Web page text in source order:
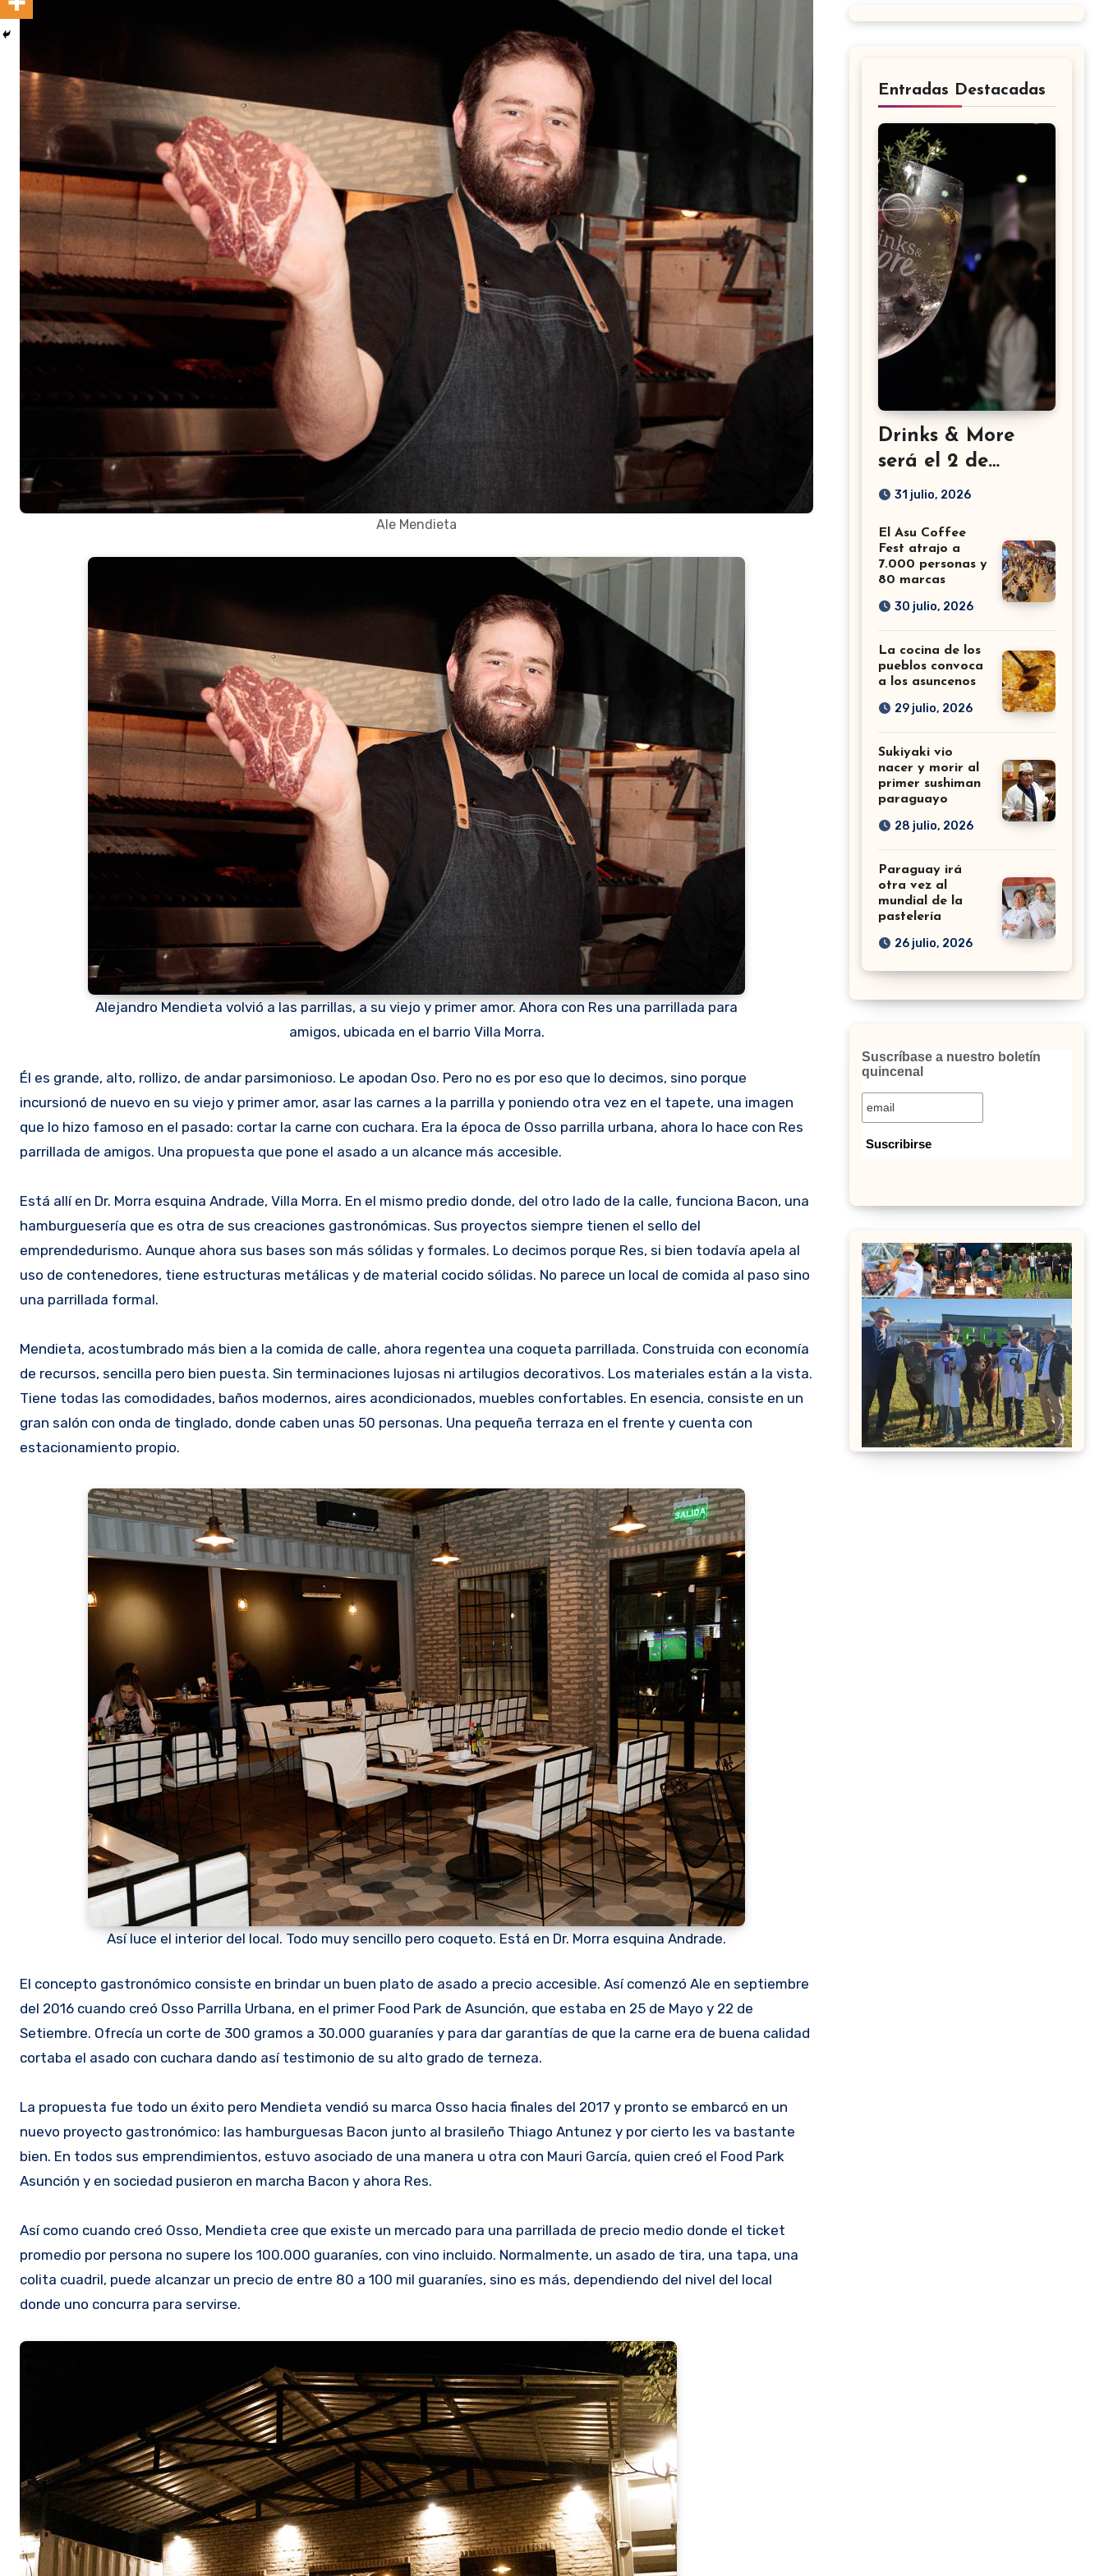
Ale Mendieta
Alejandro Mendieta volvió a las parrillas, a su viejo y primer amor. Ahora con Res una parrillada para
amigos, ubicada en el barrio Villa Morra.
Él es grande, alto, rollizo, de andar parsimonioso. Le apodan Oso. Pero no es por eso que lo decimos, sino porque
incursionó de nuevo en su viejo y primer amor, asar las carnes a la parrilla y poniendo otra vez en el tapete, una imagen
que lo hizo famoso en el pasado: cortar la carne con cuchara. Era la época de Osso parrilla urbana, ahora lo hace con Res
parrillada de amigos. Una propuesta que pone el asado a un alcance más accesible.
Está allí en Dr. Morra esquina Andrade, Villa Morra. En el mismo predio donde, del otro lado de la calle, funciona Bacon, una
hamburguesería que es otra de sus creaciones gastronómicas. Sus proyectos siempre tienen el sello del
emprendedurismo. Aunque ahora sus bases son más sólidas y formales. Lo decimos porque Res, si bien todavía apela al
uso de contenedores, tiene estructuras metálicas y de material cocido sólidas. No parece un local de comida al paso sino
una parrillada formal.
Mendieta, acostumbrado más bien a la comida de calle, ahora regentea una coqueta parrillada. Construida con economía
de recursos, sencilla pero bien puesta. Sin terminaciones lujosas ni artilugios decorativos. Los materiales están a la vista.
Tiene todas las comodidades, baños modernos, aires acondicionados, muebles confortables. En esencia, consiste en un
gran salón con onda de tinglado, donde caben unas 50 personas. Una pequeña terraza en el frente y cuenta con
estacionamiento propio.
Así luce el interior del local. Todo muy sencillo pero coqueto. Está en Dr. Morra esquina Andrade.
El concepto gastronómico consiste en brindar un buen plato de asado a precio accesible. Así comenzó Ale en septiembre
del 2016 cuando creó Osso Parrilla Urbana, en el primer Food Park de Asunción, que estaba en 25 de Mayo y 22 de
Setiembre. Ofrecía un corte de 300 gramos a 30.000 guaraníes y para dar garantías de que la carne era de buena calidad
cortaba el asado con cuchara dando así testimonio de su alto grado de terneza.
La propuesta fue todo un éxito pero Mendieta vendió su marca Osso hacia finales del 2017 y pronto se embarcó en un
nuevo proyecto gastronómico: las hamburguesas Bacon junto al brasileño Thiago Antunez y por cierto les va bastante
bien. En todos sus emprendimientos, estuvo asociado de una manera u otra con Mauri García, quien creó el Food Park
Asunción y en sociedad pusieron en marcha Bacon y ahora Res.
Así como cuando creó Osso, Mendieta cree que existe un mercado para una parrillada de precio medio donde el ticket
promedio por persona no supere los 100.000 guaraníes, con vino incluido. Normalmente, un asado de tira, una tapa, una
colita cuadril, puede alcanzar un precio de entre 80 a 100 mil guaraníes, sino es más, dependiendo del nivel del local
donde uno concurra para servirse.
Entradas Destacadas
Drinks & More
será el 2 de
setiembre en el
31 julio, 2026
El Asu Coffee
Fest atrajo a
7.000 personas y
80 marcas
30 julio, 2026
La cocina de los
pueblos convoca
a los asuncenos
29 julio, 2026
Sukiyaki vio
nacer y morir al
primer sushiman
paraguayo
28 julio, 2026
Paraguay irá
otra vez al
mundial de la
pastelería
26 julio, 2026
Suscríbase a nuestro boletín
quincenal